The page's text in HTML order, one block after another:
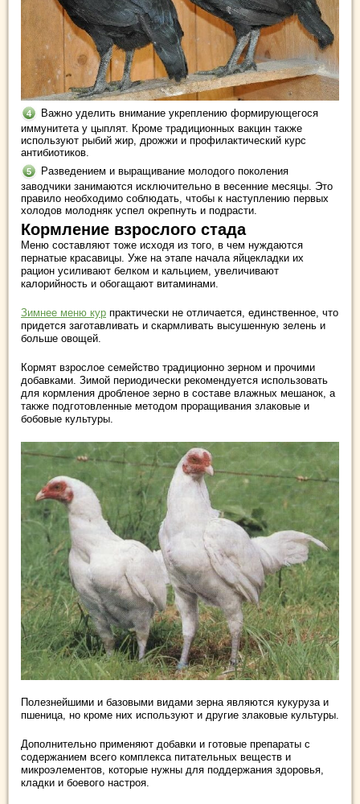
Важно уделить внимание укреплению формирующегося
иммунитета у цыплят. Кроме традиционных вакцин также
используют рыбий жир, дрожжи и профилактический курс
антибиотиков.
Разведением и выращивание молодого поколения
заводчики занимаются исключительно в весенние месяцы. Это
правило необходимо соблюдать, чтобы к наступлению первых
холодов молодняк успел окрепнуть и подрасти.
Кормление взрослого стада
Меню составляют тоже исходя из того, в чем нуждаются
пернатые красавицы. Уже на этапе начала яйцекладки их
рацион усиливают белком и кальцием, увеличивают
калорийность и обогащают витаминами.
Зимнее меню кур практически не отличается, единственное, что
придется заготавливать и скармливать высушенную зелень и
больше овощей.
Кормят взрослое семейство традиционно зерном и прочими
добавками. Зимой периодически рекомендуется использовать
для кормления дробленое зерно в составе влажных мешанок, а
также подготовленные методом проращивания злаковые и
бобовые культуры.
Полезнейшими и базовыми видами зерна являются кукуруза и
пшеница, но кроме них используют и другие злаковые культуры.
Дополнительно применяют добавки и готовые препараты с
содержанием всего комплекса питательных веществ и
микроэлементов, которые нужны для поддержания здоровья,
кладки и боевого настроя.